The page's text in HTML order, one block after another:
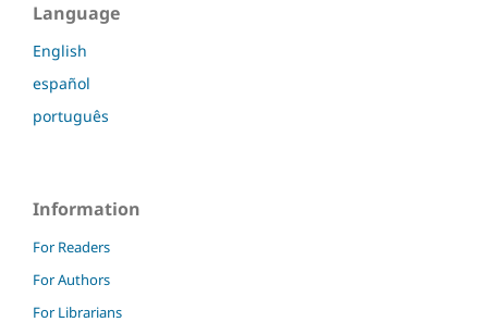
Language
English
español
português
Information
For Readers
For Authors
For Librarians